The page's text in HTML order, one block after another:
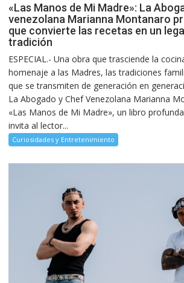
«Las Manos de Mi Madre»: La
venezolana Marianna Montanaro
que convierte las recetas en un
tradición
ESPECIAL.- Una obra que trasciende la
homenaje a las Madres, las tradiciones
que se transmiten de generación en
La Abogado y Chef Venezolana Marianna
«Las Manos de Mi Madre», un libro
invita al lector...
Curiosidades y Entretenimiento